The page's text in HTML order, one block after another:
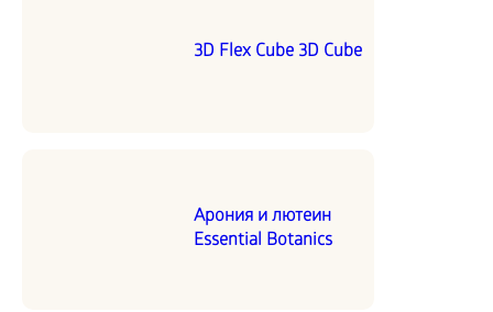
3D Flex Cube 3D Cube
Арония и лютеин
Essential Botanics